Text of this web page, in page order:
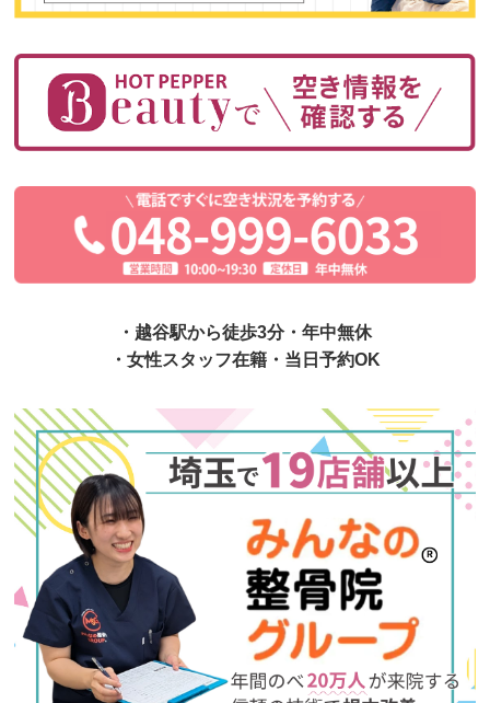
・越谷駅から徒歩3分・年中無休
・女性スタッフ在籍・当日予約OK